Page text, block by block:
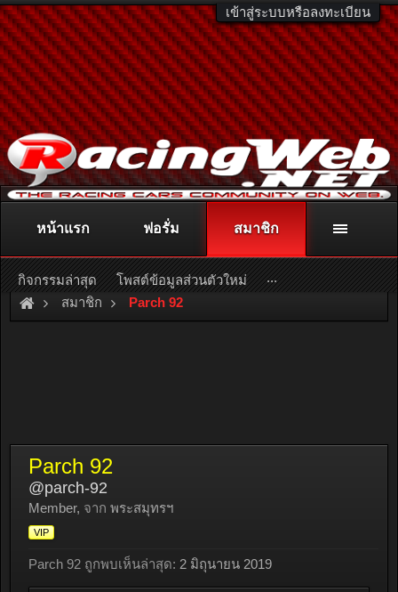
เข้าสู่ระบบหรือลงทะเบียน
ติดต่อลงโฆษณา racingweb@gmail.comหรือโทร. 081-811-1138
หรืออ่านรายละเอียดเพิ่มเติม คลิกที่นี่
สมาชิก Parch 92
Parch 92
@parch-92
Member, จาก พระสมุทรฯ
VIP
Parch 92 ถูกพบเห็นล่าสุด: 2 มิถุนายน 2019
หน้าแรก ฟอรั่ม สมาชิก
กิจกรรมล่าสุด โพสต์ข้อมูลส่วนตัวใหม่ ...